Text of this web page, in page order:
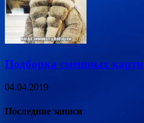
Подборка смешных
04.04.2019
Последние записи